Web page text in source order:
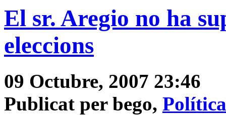
El sr. Aregio no ha
eleccions
09 Octubre, 2007 23:46
Publicat per bego,